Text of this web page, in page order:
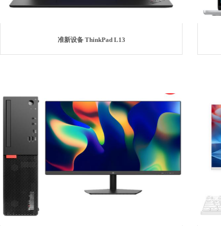
准新设备 ThinkPad L13